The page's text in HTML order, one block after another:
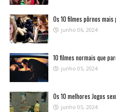
Os 10 filmes pôrnos
junho 06, 2024
10 filmes normais que
junho 05, 2024
Os 10 melhores Jogos
junho 05, 2024